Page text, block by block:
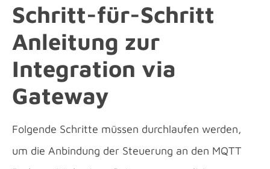
Schritt-für-Schritt
Anleitung zur
Integration via
Gateway
Folgende Schritte müssen durchlaufen werden,
um die Anbindung der Steuerung an den MQTT